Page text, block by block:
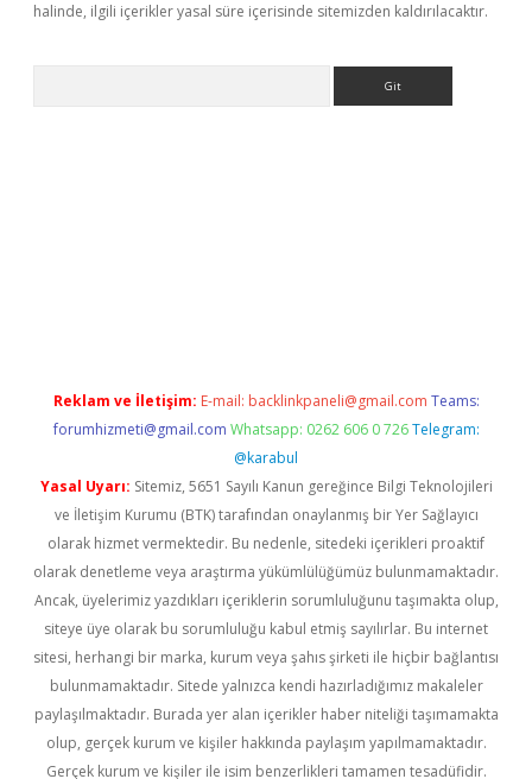
halinde, ilgili içerikler yasal süre içerisinde sitemizden kaldırılacaktır.
Reklam ve İletişim: E-mail: backlinkpaneli@gmail.com Teams:
forumhizmeti@gmail.com Whatsapp: 0262 606 0 726 Telegram:
@karabul
Yasal Uyarı: Sitemiz, 5651 Sayılı Kanun gereğince Bilgi Teknolojileri
ve İletişim Kurumu (BTK) tarafından onaylanmış bir Yer Sağlayıcı
olarak hizmet vermektedir. Bu nedenle, sitedeki içerikleri proaktif
olarak denetleme veya araştırma yükümlülüğümüz bulunmamaktadır.
Ancak, üyelerimiz yazdıkları içeriklerin sorumluluğunu taşımakta olup,
siteye üye olarak bu sorumluluğu kabul etmiş sayılırlar. Bu internet
sitesi, herhangi bir marka, kurum veya şahıs şirketi ile hiçbir bağlantısı
bulunmamaktadır. Sitede yalnızca kendi hazırladığımız makaleler
paylaşılmaktadır. Burada yer alan içerikler haber niteliği taşımamakta
olup, gerçek kurum ve kişiler hakkında paylaşım yapılmamaktadır.
Gerçek kurum ve kişiler ile isim benzerlikleri tamamen tesadüfidir.